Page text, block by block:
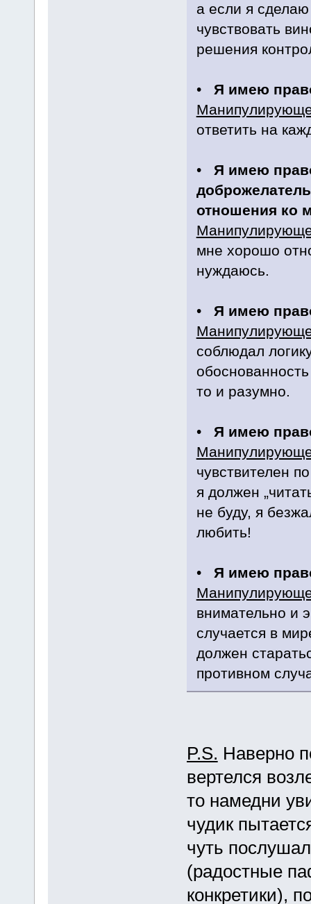
а если я
чувствовать
решения
• Я имею
ответить на
• Я имею
отношения ко
мне хорошо
нуждаюсь.
• Я имею
соблюдал
то и разумно.
• Я имею
чувствителен
я должен
не буду, я
любить!
• Я имею
внимательно и
случается в
должен
противном
P.S. Наверно
вертелся
то намедни
чудик
чуть
(радостные
конкретики),